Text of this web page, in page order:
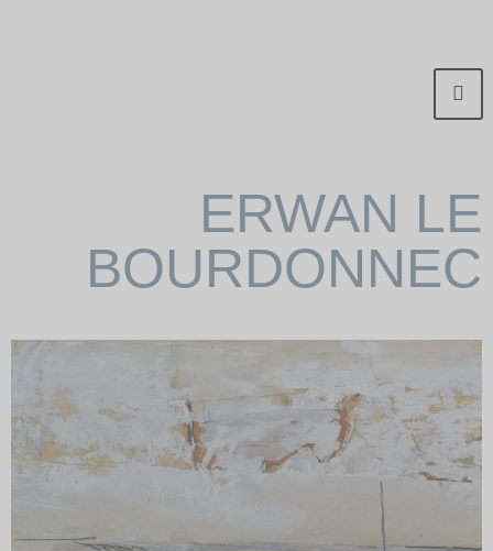
ERWAN LE
BOURDONNEC